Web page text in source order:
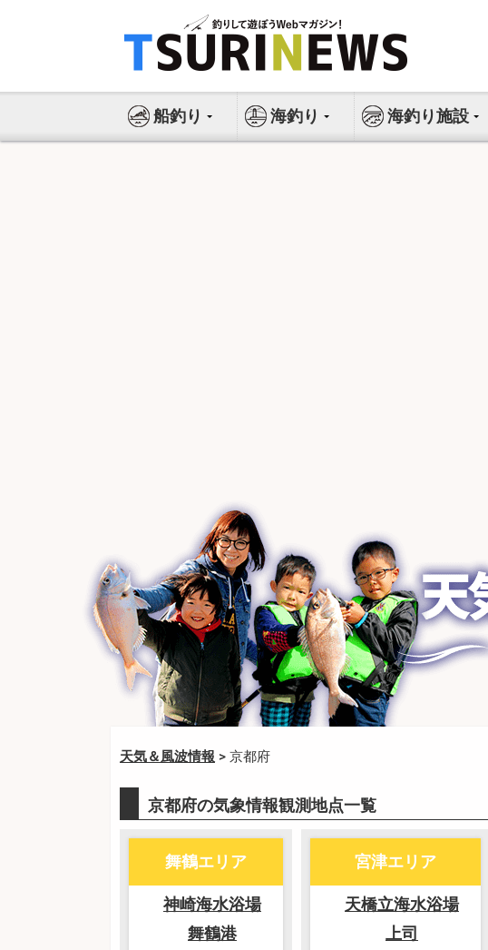
ス
船釣り 海釣り 海釣り施設
天気＆風波情報 > 京都府
京都府の気象情報観測地点一覧
舞鶴エリア
神崎海水浴場
舞鶴港
宮津エリア
天橋立海水浴場
上司